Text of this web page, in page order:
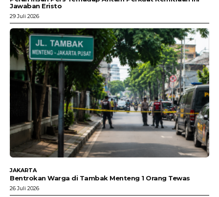
Jawaban Eristo
29 Juli 2026
JAKARTA
Bentrokan Warga di Tambak Menteng 1 Orang Tewas
26 Juli 2026